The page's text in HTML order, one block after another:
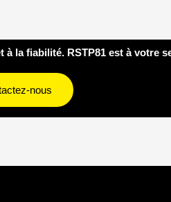
à la fiabilité. RSTP81 est à votre
nous